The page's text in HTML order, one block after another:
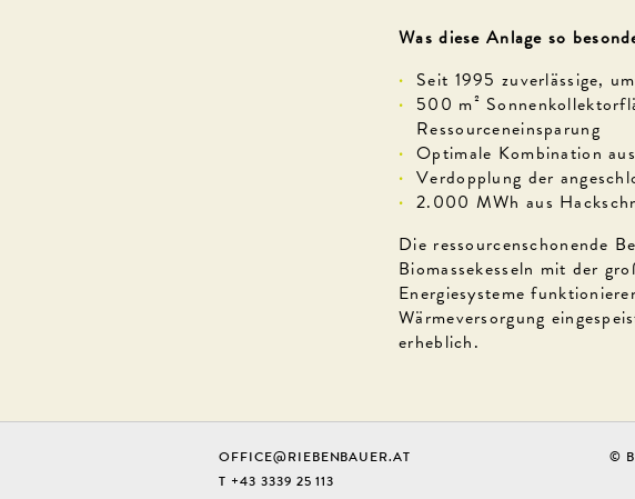
Was diese Anlage so
Seit 1995 zuverlässige,
500 m²
Ressourceneinsparung
Optimale Kombination
Verdopplung der
2.000 MWh aus
Die ressourcenschonende
Biomassekesseln mit der
Energiesysteme
Wärmeversorgung
erheblich.
OFFICE@RIEBENBAUER.AT
T +43 3339 25 113
©